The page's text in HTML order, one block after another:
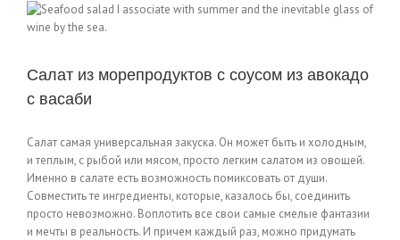
Салат из морепродуктов с соусом из авокадо
с васаби
Салат самая универсальная закуска. Он может быть и холодным,
и теплым, с рыбой или мясом, просто легким салатом из овощей.
Именно в салате есть возможность помиксовать от души.
Совместить те ингредиенты, которые, казалось бы, соединить
просто невозможно. Воплотить все свои самые смелые фантазии
и мечты в реальность. И причем каждый раз, можно придумать